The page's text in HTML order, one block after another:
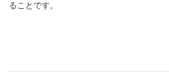
ることです。